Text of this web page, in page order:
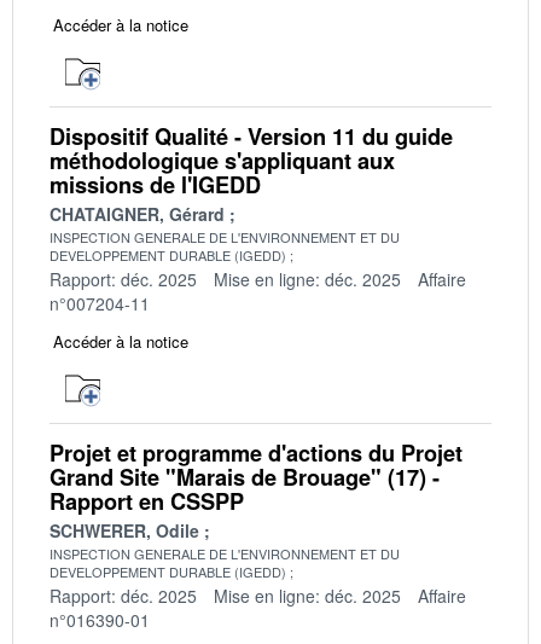
Accéder à la notice
Dispositif Qualité - Version 11 du guide
méthodologique s'appliquant aux
missions de l'IGEDD
CHATAIGNER, Gérard
INSPECTION GENERALE DE L'ENVIRONNEMENT ET DU
DEVELOPPEMENT DURABLE (IGEDD)
Rapport: déc. 2025 Mise en ligne: déc. 2025
Affaire
n°007204-11
Accéder à la notice
Projet et programme d'actions du Projet
Grand Site "Marais de Brouage" (17) -
Rapport en CSSPP
SCHWERER, Odile
INSPECTION GENERALE DE L'ENVIRONNEMENT ET DU
DEVELOPPEMENT DURABLE (IGEDD)
Rapport: déc. 2025 Mise en ligne: déc. 2025
Affaire
n°016390-01